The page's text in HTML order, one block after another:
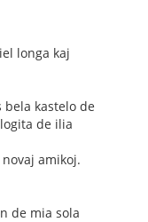
longa kaj
kastelo de
de ilia
amikoj.
de mia sola